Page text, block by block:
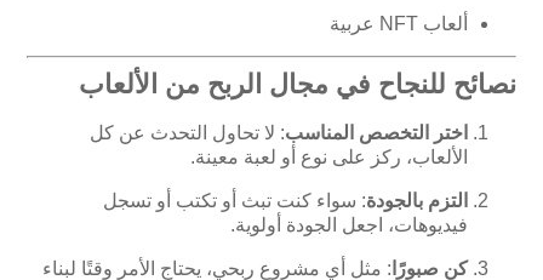
ألعاب NFT عربية
نصائح للنجاح في مجال الربح من الألعاب
اختر التخصص المناسب: لا تحاول التحدث عن كل
الألعاب، ركز على نوع أو لعبة معينة.
التزم بالجودة: سواء كنت تبث أو تكتب أو تسجل
فيديوهات، اجعل الجودة أولوية.
كن صبورًا : مثل أي مشروع ربحي، يحتاج الأمر وقتًا لبناء